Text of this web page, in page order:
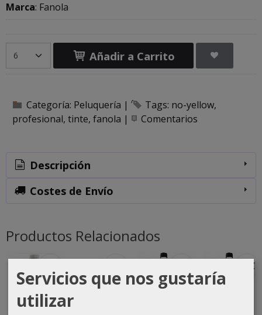
Marca: Fanola
Añadir a Carrito
Categoría: Peluquería | Tags: no-yellow
profesional tinte fanola | Comentarios
Descripción
Costes de Envío
Productos Relacionados
-3 €
Servicios que nos gustaría
utilizar